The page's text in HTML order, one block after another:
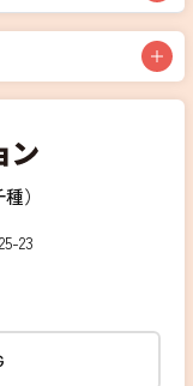
）
23